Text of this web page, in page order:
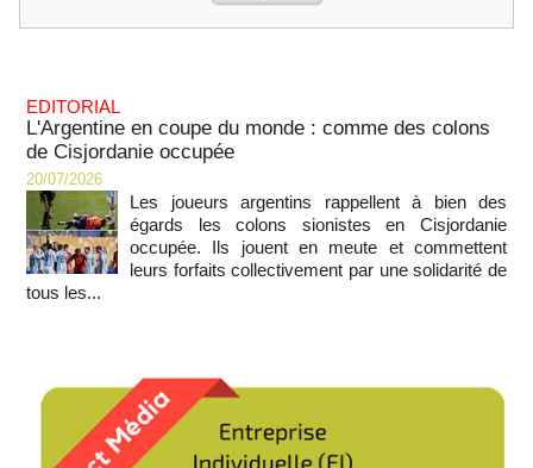
EDITORIAL
L'Argentine en coupe du monde : comme des colons
de Cisjordanie occupée
20/07/2026
Les joueurs argentins rappellent à bien des
égards les colons sionistes en Cisjordanie
occupée. Ils jouent en meute et commettent
leurs forfaits collectivement par une solidarité de
tous les...